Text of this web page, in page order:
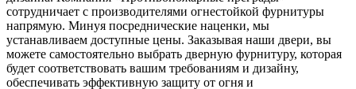
сотрудничает с производителями огнестойкой фурнитуры
напрямую. Минуя посреднические наценки, мы
устанавливаем доступные цены. Заказывая наши двери, вы
можете самостоятельно выбрать дверную фурнитуру, которая
будет соответствовать вашим требованиям и дизайну,
обеспечивать эффективную защиту от огня и